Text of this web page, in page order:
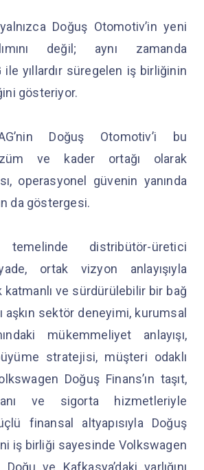
Doğuş Otomotiv’in yeni
değil; aynı zamanda
ile yıllardır süregelen iş birliğinin
gösteriyor.
Doğuş Otomotiv’i bu
ve kader ortağı olarak
operasyonel güvenin yanında
da göstergesi.
distribütör-üretici
ortak vizyon anlayışıyla
ve sürdürülebilir bir bağ
aşkın sektör deneyimi, kurumsal
mükemmeliyet anlayışı,
stratejisi, müşteri odaklı
Doğuş Finans’ın taşıt,
ve sigorta hizmetleriyle
finansal altyapısıyla Doğuş
iş birliği sayesinde Volkswagen
ve Kafkasya’daki varlığını